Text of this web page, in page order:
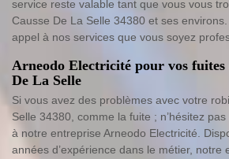
service reste valable tant que vous vous
Causse De La Selle 34380 et ses
appel à nos services que vous soyez
Arneodo Electricité pour vos fuites
De La Selle
Si vous avez des problèmes avec votre
Selle 34380, comme la fuite ; n’hésitez
à notre entreprise Arneodo Electricité.
années d’expérience dans le métier, notre